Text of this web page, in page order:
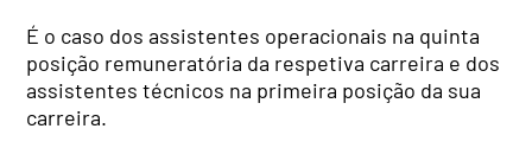
É o caso dos assistentes operacionais na quinta
posição remuneratória da respetiva carreira e dos
assistentes técnicos na primeira posição da sua
carreira.